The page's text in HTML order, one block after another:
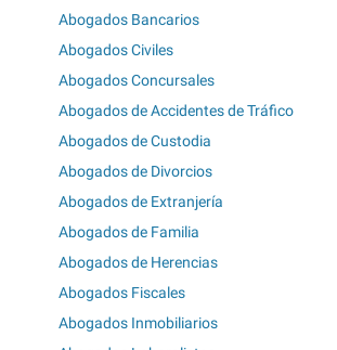
Abogados Bancarios
Abogados Civiles
Abogados Concursales
Abogados de Accidentes de Tráfico
Abogados de Custodia
Abogados de Divorcios
Abogados de Extranjería
Abogados de Familia
Abogados de Herencias
Abogados Fiscales
Abogados Inmobiliarios